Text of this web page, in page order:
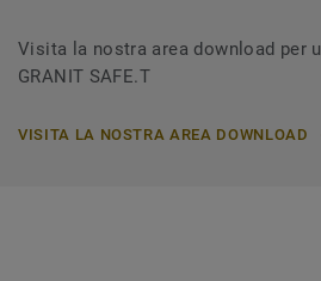
Visita la nostra area download per
GRANIT SAFE.T
VISITA LA NOSTRA AREA DOWNLOAD